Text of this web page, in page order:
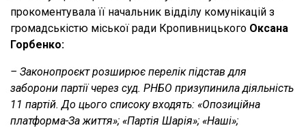
прокоментувала її начальник відділу комунікацій з
громадськістю міської ради Кропивницького Оксана
Горбенко:
– Законопроєкт розширює перелік підстав для
заборони партії через суд. РНБО призупинила діяльність
11 партій. До цього списоку входять: «Опозиційна
платформа-За життя»; «Партія Шарія»; «Наші»;